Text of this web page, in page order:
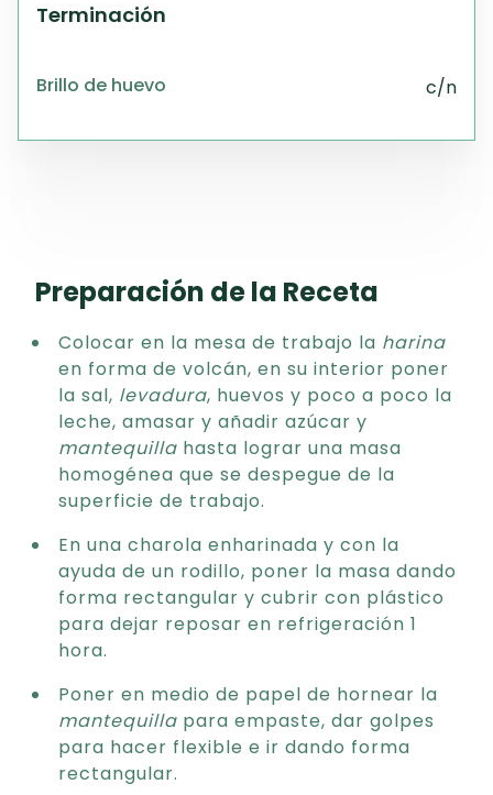
Terminación
Brillo de huevo c/n
Preparación de la Receta
Colocar en la mesa de trabajo la harina
en forma de volcán, en su interior poner
la sal, levadura, huevos y poco a poco la
leche, amasar y añadir azúcar y
mantequilla hasta lograr una masa
homogénea que se despegue de la
superficie de trabajo.
En una charola enharinada y con la
ayuda de un rodillo, poner la masa dando
forma rectangular y cubrir con plástico
para dejar reposar en refrigeración 1
hora.
Poner en medio de papel de hornear la
mantequilla para empaste, dar golpes
para hacer flexible e ir dando forma
rectangular.